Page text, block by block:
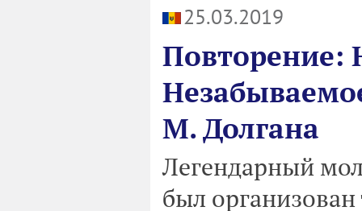
25.03.2019
Повторение:
М. Долгана
Легендарный
был